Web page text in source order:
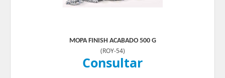
MOPA FINISH ACABADO 500 G
(ROY-54)
Consultar